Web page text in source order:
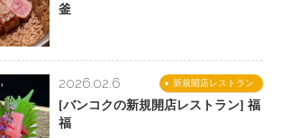
釜
新規開店レストラン
2026.02.6
[バンコクの新規開店レストラン] 福
福